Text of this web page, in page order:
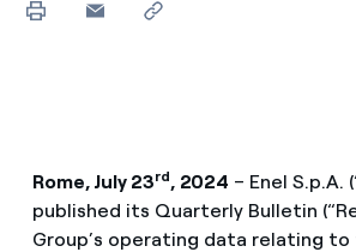
Rome, July 23rd, 2024 – Enel S.p.A.
published its Quarterly Bulletin
Group’s operating data relating